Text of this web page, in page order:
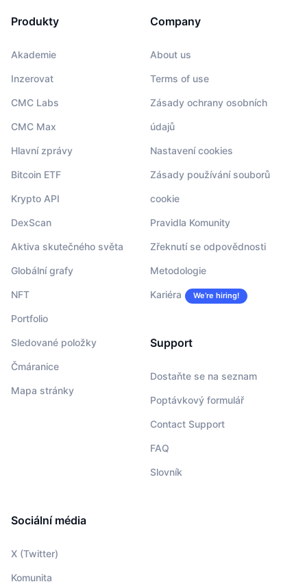
Produkty
Akademie
Inzerovat
CMC Labs
CMC Max
Hlavní zprávy
Bitcoin ETF
Krypto API
DexScan
Aktiva skutečného světa
Globální grafy
NFT
Portfolio
Sledované položky
Čmáranice
Mapa stránky
Company
About us
Terms of use
Zásady ochrany osobních
údajů
Nastavení cookies
Zásady používání souborů
cookie
Pravidla Komunity
Zřeknutí se odpovědnosti
Metodologie
Kariéra We’re hiring!
Support
Dostaňte se na seznam
Poptávkový formulář
Contact Support
FAQ
Slovník
Sociální média
X (Twitter)
Komunita